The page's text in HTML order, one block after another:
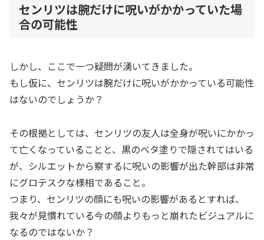
センリツは腕だけに呪いがかかっていた場
合の可能性
しかし、ここで一つ疑問が湧いてきました。
もし仮に、センリツは腕だけに呪いがかかっている可能性
はないのでしょうか？
その根拠としては、センリツの友人は全身が呪いにかかっ
て亡くなっていることと、黒のベタ塗りで隠されてはいる
が、シルエットから察するに呪いの影響が出た幹部は非常
にグロテスクな様相であること。
つまり、センリツの顔にも呪いの影響があるとすれば、
我々が見慣れている今の顔よりもっと崩れたビジュアルに
なるのではないか？